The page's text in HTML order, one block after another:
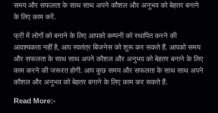
समय और सफलता के साथ साथ अपने कौशल और अनुभव को बेहतर बनाने
के लिए काम करें.
फ्री में लोगों को बनाने के लिए आपको कम्पनी को स्थापित करने की
आवश्यकता नहीं है, आप स्वतंत्र बिजनेस को शुरू कर सकते हैं. आपको समय
और सफलता के साथ साथ अपने कौशल और अनुभव को बेहतर बनाने के लिए
काम करने की जरूरत होगी. आप कुछ समय और सफलता के साथ साथ अपने
कौशल और अनुभव को बेहतर बनाने के लिए काम कर सकते हैं.
Read More:-